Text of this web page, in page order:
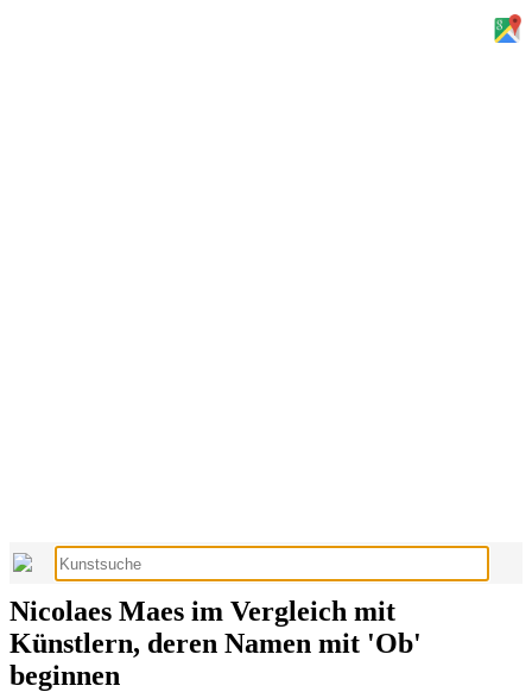
Nicolaes Maes im Vergleich mit
Künstlern, deren Namen mit 'Ob'
beginnen